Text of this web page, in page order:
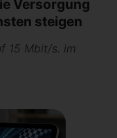
Versorgung
steigen
15 Mbit/s. im